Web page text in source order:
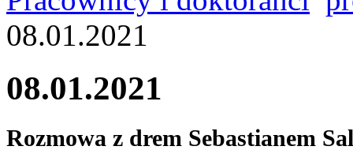
08.01.2021
08.01.2021
Rozmowa z drem Sebastianem